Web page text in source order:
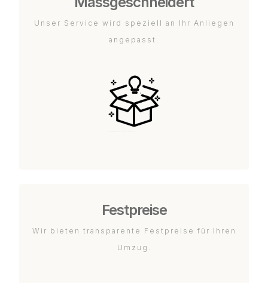
Unser Service wird speziell an Ihr Anliegen
angepasst.
Festpreise
Wir bieten transparente Festpreise für Ihren
Umzug.